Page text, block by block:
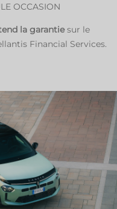
OCCASION​
la garantiesur le
Financial Services.​